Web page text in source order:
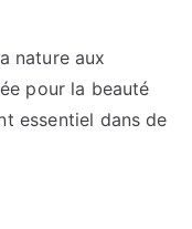
nature aux
pour la beauté
essentiel dans de